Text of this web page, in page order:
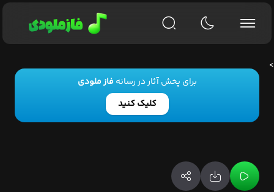
برای پخش آثار در رسانهفاز ملودی
کلیک کنید
>